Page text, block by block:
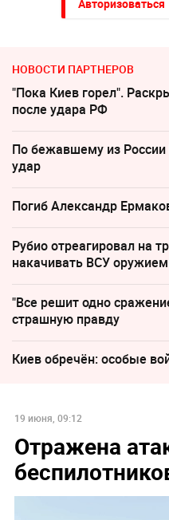
Авторизоваться
НОВОСТИ ПАРТНЕРОВ
"Пока Киев горел".
после удара РФ
По бежавшему из
удар
Погиб Александр
Рубио отреагировал на
накачивать ВСУ оружием
"Все решит одно
страшную правду
Киев обречён: особые
19 июня, 09:12
Отражена